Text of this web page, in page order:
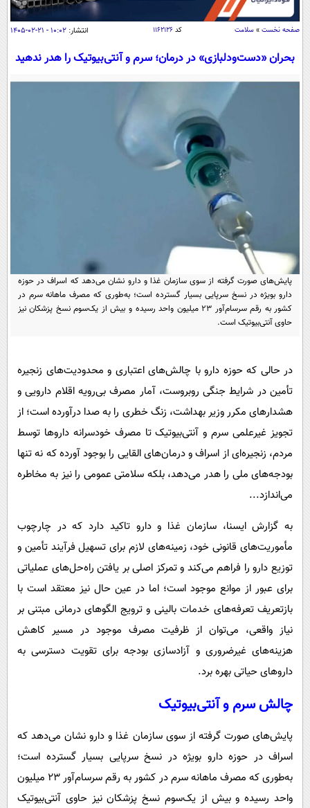
اقتصاد
جامعه
یک برش دانایی
فرهنگ و هنر
علم و دانش
فناوری و It
قرآن
مجله تصویری سلاح
سیاست
سرگرمی
گوناگون
حوادث
محیط زیست
فرهنگی
اجتماعی
حیات وحش
سیاست خارجی
خواندنی ها و دیدنی ها
داستان کوتاه
پیامک
آشپزی
دانلود
آموزش زبان
صفحه نخست » سلامت کد۱۱۶۲۱۲۶ انتشار: ۱۰:۰۲ - ۲۱-۰۲-۱۴۰۵
بحران «دست‌ودلبازی» در درمان؛ سرم و آنتی‌بیوتیک را هدر ندهید
پایش‌های صورت گرفته از سوی سازمان غذا و دارو نشان می‌دهد که اسراف در حوزه
دارو بویژه در نسخ‌ سرپایی بسیار گسترده است؛ به‌طوری که مصرف ماهانه سرم در
کشور به رقم سرسام‌آور ۲۳ میلیون واحد رسیده و بیش از یک‌سوم نسخ‌ پزشکان نیز
حاوی آنتی‌بیوتیک است.
در حالی که حوزه دارو با چالش‌های اعتباری و محدودیت‌های زنجیره
تأمین در شرایط جنگی روبروست، آمار مصرف بی‌رویه اقلام دارویی و
هشدارهای مکرر وزیر بهداشت، زنگ خطری را به صدا درآورده است؛ از
تجویز غیرعلمی سرم و آنتی‌بیوتیک تا مصرف خودسرانه داروها توسط
مردم، زنجیره‌ای از اسراف و درمان‌های القایی را بوجود آورده که نه تنها
بودجه‌های ملی را هدر می‌دهد، بلکه سلامتی عمومی را نیز به مخاطره
می‌اندازد...
به گزارش ایسنا، سازمان غذا و دارو تاکید دارد که در چارچوب
مأموریت‌های قانونی خود، زمینه‌های لازم برای تسهیل فرآیند تأمین و
توزیع دارو را فراهم می‌کند و تمرکز اصلی بر یافتن راه‌حل‌های عملیاتی
برای عبور از موانع موجود است؛ اما در عین حال نیز معتقد است با
بازتعریف تعرفه‌های خدمات بالینی و ترویج الگوهای درمانی مبتنی بر
نیاز واقعی، می‌توان از ظرفیت مصرف موجود در مسیر کاهش
هزینه‌های غیرضروری و آزادسازی بودجه برای تقویت دسترسی به
داروهای حیاتی بهره برد.
چالش سرم و آنتی‌بیوتیک
پایش‌های صورت گرفته از سوی سازمان غذا و دارو نشان می‌دهد که
اسراف در حوزه دارو بویژه در نسخ‌ سرپایی بسیار گسترده است؛
به‌طوری که مصرف ماهانه سرم در کشور به رقم سرسام‌آور ۲۳ میلیون
واحد رسیده و بیش از یک‌سوم نسخ‌ پزشکان نیز حاوی آنتی‌بیوتیک